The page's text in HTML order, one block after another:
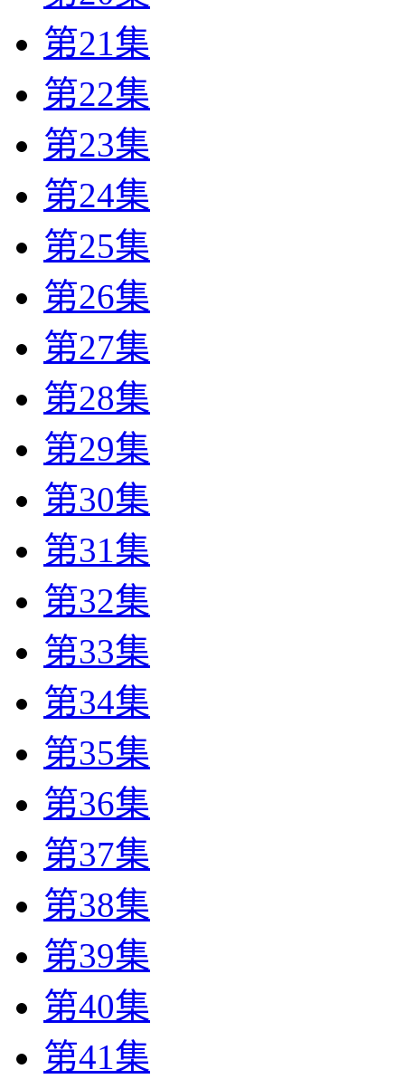
第21集
第22集
第23集
第24集
第25集
第26集
第27集
第28集
第29集
第30集
第31集
第32集
第33集
第34集
第35集
第36集
第37集
第38集
第39集
第40集
第41集